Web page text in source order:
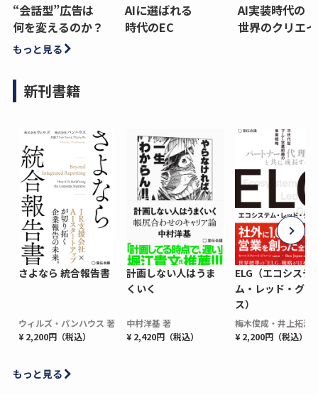
“会話型”広告は
何を変えるのか？
AIに選ばれる
時代のEC
AI実装時代の
世界のクリエ
もっと見る
新刊書籍
さよなら 統合報告書
ウィルズ・パンハウス 著
¥ 2,200円（税込）
計画しない人はうま
くいく
中村洋基 著
¥ 2,420円（税込）
ELG（エコシステ
ム・レッド・グロ
ス）
梅木俊成・井上拓海
¥ 2,200円（税込）
もっと見る